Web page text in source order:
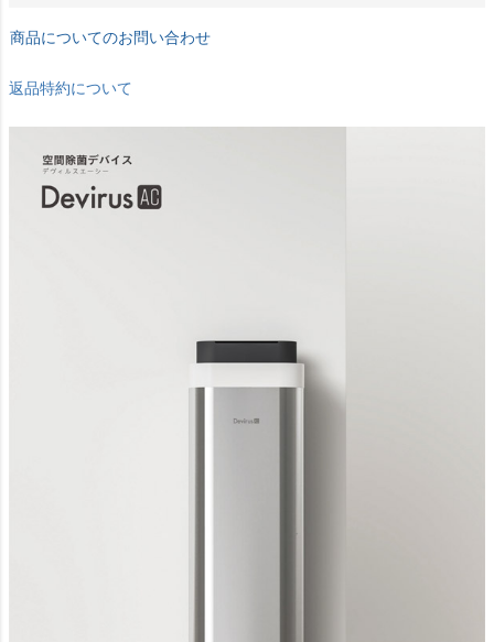
商品についてのお問い合わせ
返品特約について